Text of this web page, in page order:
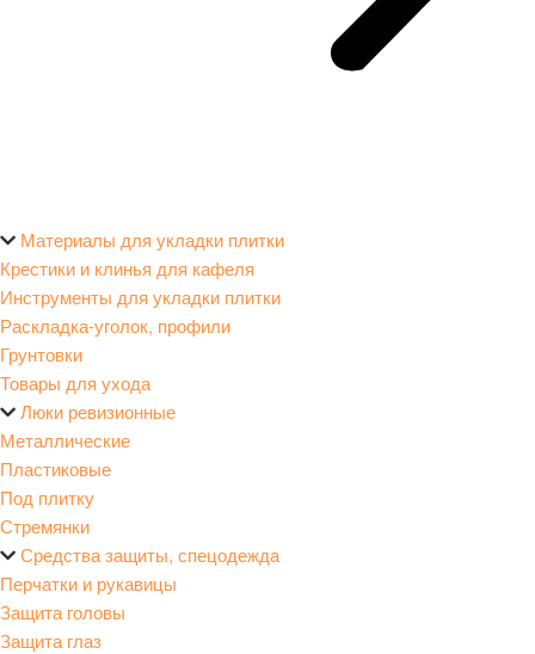
Материалы для укладки плитки
Крестики и клинья для кафеля
Инструменты для укладки плитки
Раскладка-уголок, профили
Грунтовки
Товары для ухода
Люки ревизионные
Металлические
Пластиковые
Под плитку
Стремянки
Средства защиты, спецодежда
Перчатки и рукавицы
Защита головы
Защита глаз